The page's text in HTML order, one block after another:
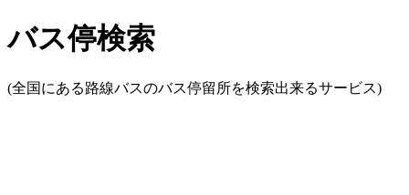
バス停検索
(全国にある路線バスのバス停留所を検索出来るサービス)